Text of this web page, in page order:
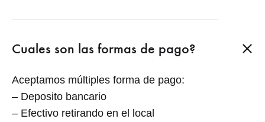
Cuales son las formas de pago?
Aceptamos múltiples forma de pago:
– Deposito bancario
– Efectivo retirando en el local